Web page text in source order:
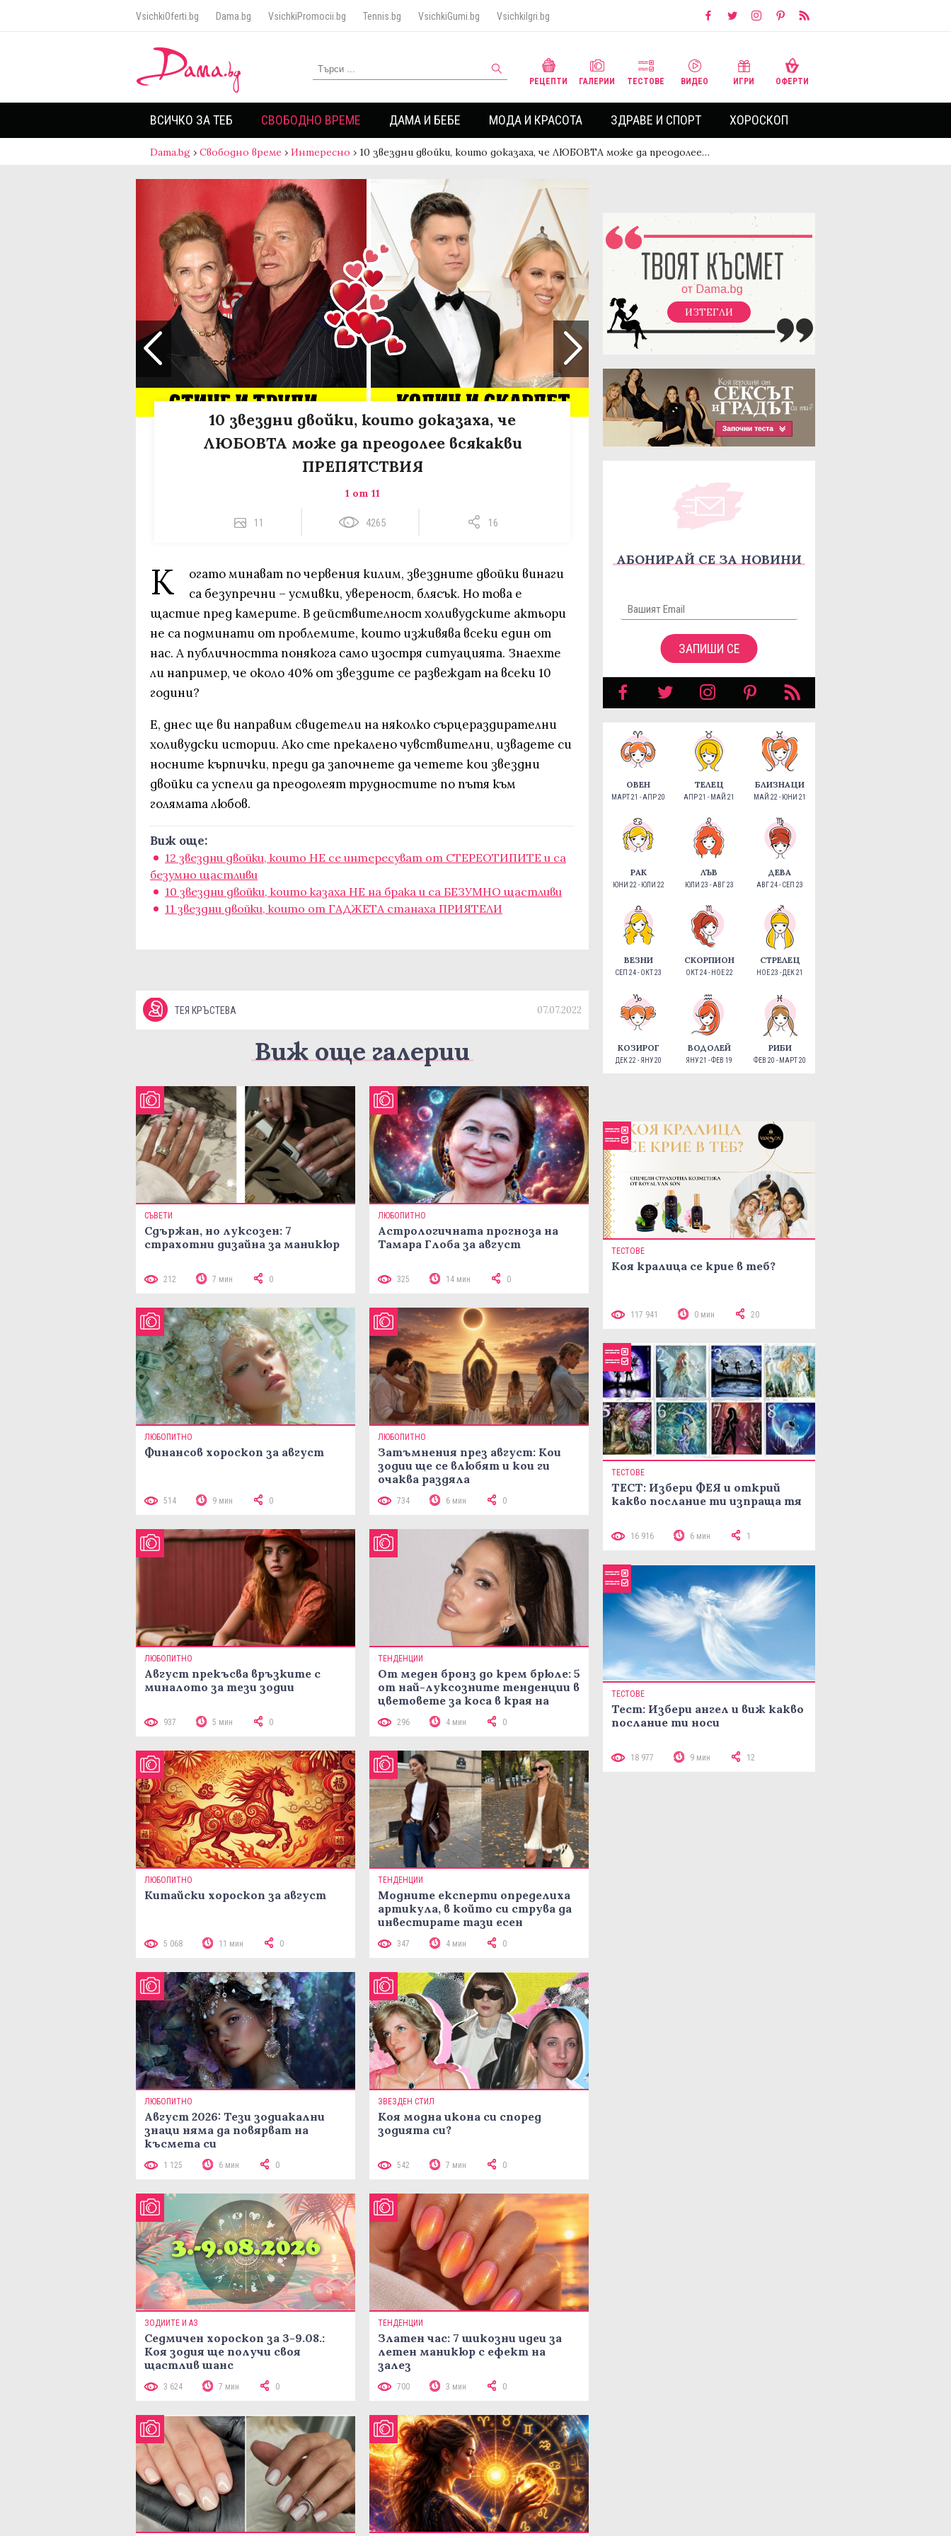
VsichkiOferti.bg Dama.bg VsichkiPromocii.bg Tennis.bg VsichkiGumi.bg VsichkiIgri.bg
РЕЦЕПТИ ГАЛЕРИИ ТЕСТОВЕ ВИДЕО ИГРИ ОФЕРТИ
ВСИЧКО ЗА ТЕБ СВОБОДНО ВРЕМЕ ДАМА И БЕБЕ МОДА И КРАСОТА ЗДРАВЕ И СПОРТ ХОРОСКОП
Dama.bg › Свободно време › Интересно › 10 звездни двойки, които доказаха, че ЛЮБОВТА може да преодолее…
10 звездни двойки, които доказаха, че
ЛЮБОВТА може да преодолее всякакви
ПРЕПЯТСТВИЯ
1 от 11
11 4265 16
К
огато минават по червения килим, звездните двойки винаги
са безупречни – усмивки, увереност, блясък. Но това е
щастие пред камерите. В действителност холивудските актьори
не са подминати от проблемите, които изживява всеки един от
нас. А публичността понякога само изостря ситуацията. Знаехте
ли например, че около 40% от звездите се развеждат на всеки 10
години?
Е, днес ще ви направим свидетели на няколко сърцераздирателни
холивудски истории. Ако сте прекалено чувствителни, извадете си
носните кърпички, преди да започнете да четете кои звездни
двойки са успели да преодолеят трудностите по пътя към
голямата любов.
Виж още:
12 звездни двойки, които НЕ се интересуват от СТЕРЕОТИПИТЕ и са
безумно щастливи
10 звездни двойки, които казаха НЕ на брака и са БЕЗУМНО щастливи
11 звездни двойки, които от ГАДЖЕТА станаха ПРИЯТЕЛИ
ТЕЯ КРЪСТЕВА 07.07.2022
Виж още галерии
СЪВЕТИ
Сдържан, но луксозен: 7
страхотни дизайна за маникюр
212 7 мин 0
ЛЮБОПИТНО
Астрологичната прогноза на
Тамара Глоба за август
325 14 мин 0
ЛЮБОПИТНО
Финансов хороскоп за август
514 9 мин 0
ЛЮБОПИТНО
Затъмнения през август: Кои
зодии ще се влюбят и кои ги
очаква раздяла
734 6 мин 0
ЛЮБОПИТНО
Август прекъсва връзките с
миналото за тези зодии
937 5 мин 0
ТЕНДЕНЦИИ
От меден бронз до крем брюле: 5
от най-луксозните тенденции в
цветовете за коса в края на
296 4 мин 0
ЛЮБОПИТНО
Китайски хороскоп за август
5 068 11 мин 0
ТЕНДЕНЦИИ
Модните експерти определиха
артикула, в който си струва да
инвестирате тази есен
347 4 мин 0
ЛЮБОПИТНО
Август 2026: Тези зодиакални
знаци няма да повярват на
късмета си
1 125 6 мин 0
ЗВЕЗДЕН СТИЛ
Коя модна икона си според
зодията си?
542 7 мин 0
ЗОДИИТЕ И АЗ
Седмичен хороскоп за 3-9.08.:
Коя зодия ще получи своя
щастлив шанс
3 624 7 мин 0
ТЕНДЕНЦИИ
Златен час: 7 шикозни идеи за
летен маникюр с ефект на
залез
700 3 мин 0
ИЗТЕГЛИ
АБОНИРАЙ СЕ ЗА НОВИНИ
ЗАПИШИ СЕ
ОВЕН
МАРТ 21 - АПР 20
ТЕЛЕЦ
АПР 21 - МАЙ 21
БЛИЗНАЦИ
МАЙ 22 - ЮНИ 21
РАК
ЮНИ 22 - ЮЛИ 22
ЛЪВ
ЮЛИ 23 - АВГ 23
ДЕВА
АВГ 24 - СЕП 23
ВЕЗНИ
СЕП 24 - ОКТ 23
СКОРПИОН
ОКТ 24 - НОЕ 22
СТРЕЛЕЦ
НОЕ 23 - ДЕК 21
КОЗИРОГ
ДЕК 22 - ЯНУ 20
ВОДОЛЕЙ
ЯНУ 21 - ФЕВ 19
РИБИ
ФЕВ 20 - МАРТ 20
ТЕСТОВЕ
Коя кралица се крие в теб?
117 941 0 мин 20
ТЕСТОВЕ
ТЕСТ: Избери ФЕЯ и открий
какво послание ти изпраща тя
16 916 6 мин 1
ТЕСТОВЕ
Тест: Избери ангел и виж какво
послание ти носи
18 977 9 мин 12